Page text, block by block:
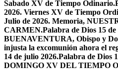
Sabado XV de Tiempo Odinario.
2026. Viernes XV de Tiempo
Julio de 2026. Memoria,
CARMEN.Palabra de Dios 15
BUENAVENTURA, Obispo y
injusta la excomunión ahora el
14 de julio 2026.Palabra de Dios
DOMINGO XV DEL TIEMPO